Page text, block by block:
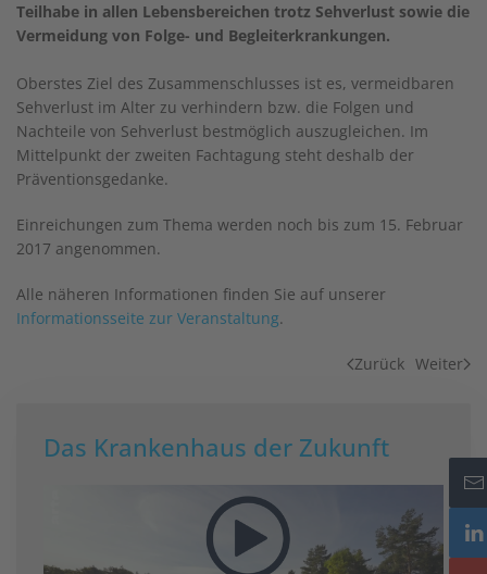
Teilhabe in allen Lebensbereichen trotz Sehverlust sowie die
Vermeidung von Folge- und Begleiterkrankungen.
Oberstes Ziel des Zusammenschlusses ist es, vermeidbaren
Sehverlust im Alter zu verhindern bzw. die Folgen und
Nachteile von Sehverlust bestmöglich auszugleichen. Im
Mittelpunkt der zweiten Fachtagung steht deshalb der
Präventionsgedanke.
Einreichungen zum Thema werden noch bis zum 15. Februar
2017 angenommen.
Alle näheren Informationen finden Sie auf unserer
Informationsseite zur Veranstaltung.
Zurück Weiter
Das Krankenhaus der Zukunft